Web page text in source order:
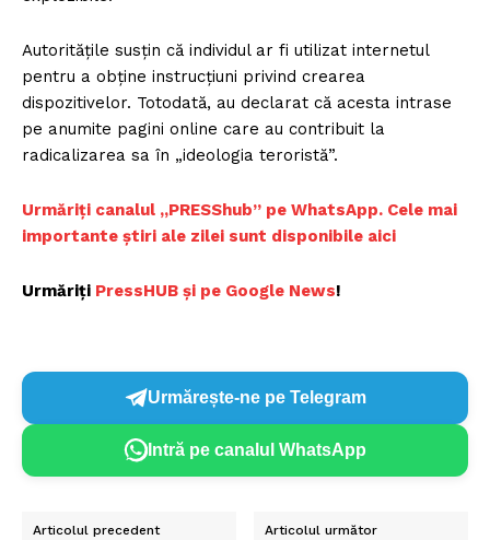
Autoritățile susțin că individul ar fi utilizat internetul
pentru a obține instrucțiuni privind crearea
dispozitivelor. Totodată, au declarat că acesta intrase
pe anumite pagini online care au contribuit la
radicalizarea sa în „ideologia teroristă”.
Urmăriți canalul „PRESShub” pe WhatsApp. Cele mai
importante știri ale zilei sunt disponibile aici
Urmăriți PressHUB și pe Google News!
Urmărește-ne pe Telegram
Intră pe canalul WhatsApp
Articolul precedent Articolul următor